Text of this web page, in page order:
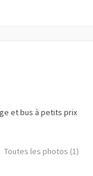
et bus à petits prix
Toutes les photos (1)